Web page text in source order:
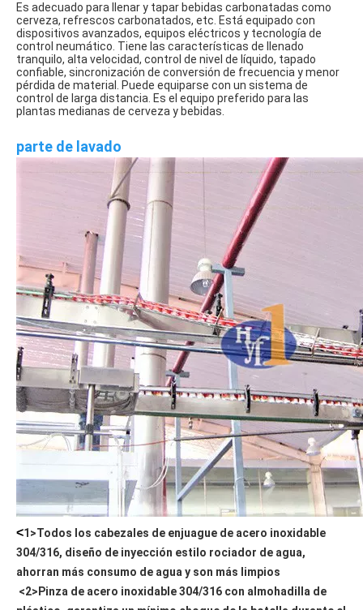
Es adecuado para llenar y tapar bebidas carbonatadas como
cerveza, refrescos carbonatados, etc. Está equipado con
dispositivos avanzados, equipos eléctricos y tecnología de
control neumático. Tiene las características de llenado
tranquilo, alta velocidad, control de nivel de líquido, tapado
confiable, sincronización de conversión de frecuencia y menor
pérdida de material. Puede equiparse con un sistema de
control de larga distancia. Es el equipo preferido para las
plantas medianas de cerveza y bebidas.
parte de lavado
<1>Todos los cabezales de enjuague de acero inoxidable
304/316, diseño de inyección estilo rociador de agua,
ahorran más consumo de agua y son más limpios
<2>Pinza de acero inoxidable 304/316 con almohadilla de